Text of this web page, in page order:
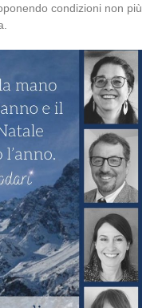
condizioni non più